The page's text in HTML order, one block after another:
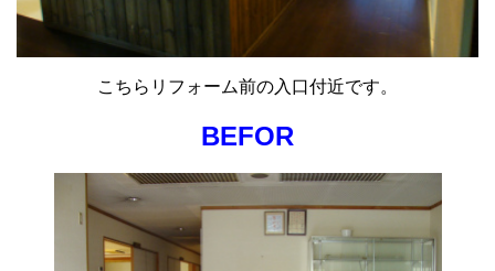
こちらリフォーム前の入口付近です。
BEFOR